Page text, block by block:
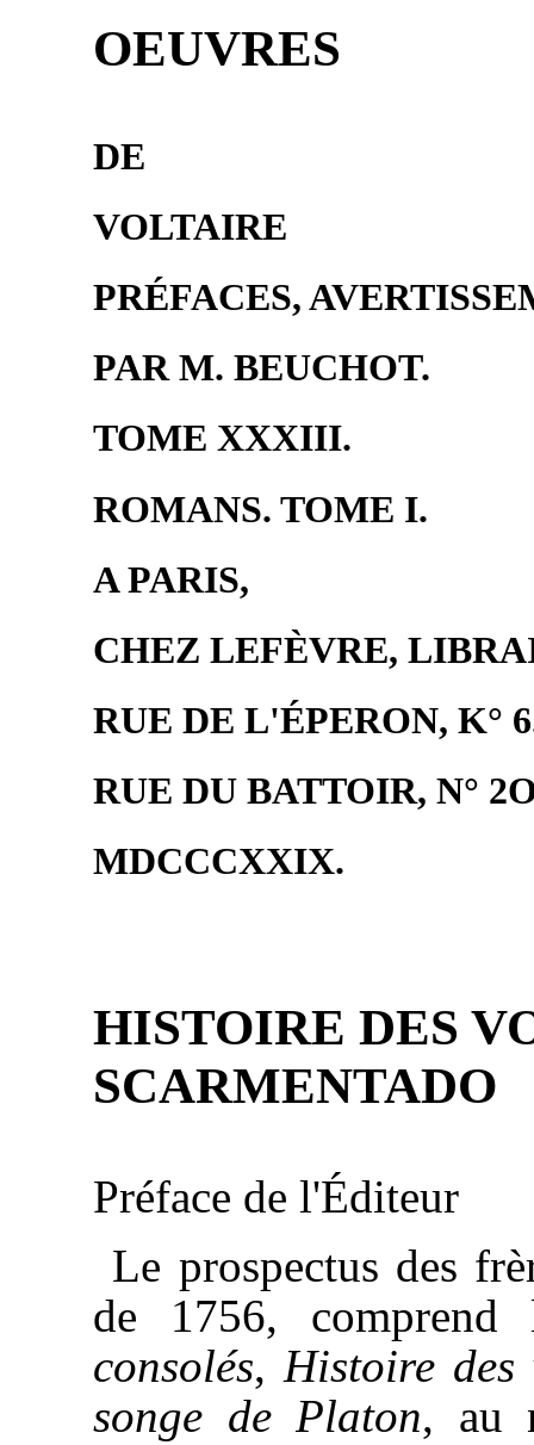
OEUVRES
DE
VOLTAIRE
PRÉFACES,
PAR M. BEUCHOT.
TOME XXXIII.
ROMANS. TOME I.
A PARIS,
CHEZ LEFÈVRE,
RUE DE L'ÉPERON, K°
RUE DU BATTOIR, N°
MDCCCXXIX.
HISTOIRE DES
SCARMENTADO
Préface de l'Éditeur
Le prospectus des
de 1756,
consolés,Histoire des
songe de Platon, au